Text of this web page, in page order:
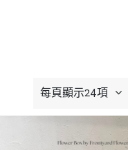
每頁顯示24項